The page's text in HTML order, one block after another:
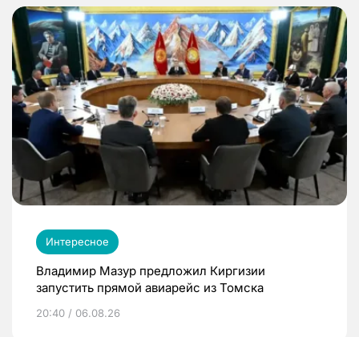
Интересное
Владимир Мазур предложил Киргизии
запустить прямой авиарейс из Томска
20:40 / 06.08.26